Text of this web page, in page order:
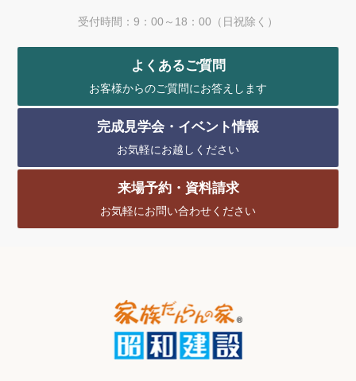
受付時間：9：00～18：00（日祝除く）
よくあるご質問
お客様からのご質問にお答えします
完成見学会・イベント情報
お気軽にお越しください
来場予約・資料請求
お気軽にお問い合わせください